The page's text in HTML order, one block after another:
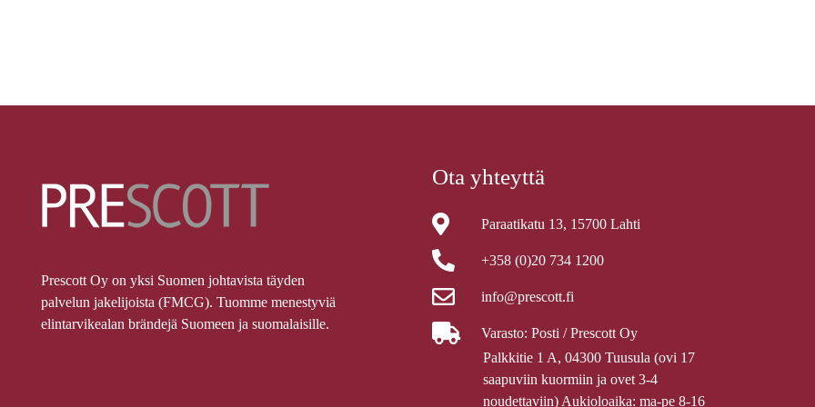
Prescott Oy on yksi Suomen johtavista täyden
palvelun jakelijoista (FMCG). Tuomme menestyviä
elintarvikealan brändejä Suomeen ja suomalaisille.
Ota yhteyttä
Paraatikatu 13, 15700 Lahti
+358 (0)20 734 1200
info@prescott.fi
Varasto: Posti / Prescott Oy
Palkkitie 1 A, 04300 Tuusula (ovi 17
saapuviin kuormiin ja ovet 3-4
noudettaviin) Aukioloaika: ma-pe 8-16